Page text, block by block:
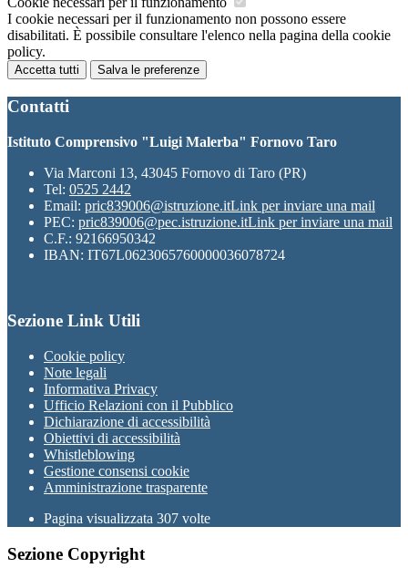
I cookie necessari per il funzionamento non possono essere
disabilitati. È possibile consultare l'elenco nella pagina della cookie
policy.
Accetta tutti Salva le preferenze
Contatti
Istituto Comprensivo "Luigi Malerba" Fornovo Taro
Via Marconi 13, 43045 Fornovo di Taro (PR)
Tel: 0525 2442
Email: pric839006@istruzione.itLink per inviare una mail
PEC: pric839006@pec.istruzione.itLink per inviare una mail
C.F.: 92166950342
IBAN: IT67L0623065760000036078724
Sezione Link Utili
Cookie policy
Note legali
Informativa Privacy
Ufficio Relazioni con il Pubblico
Dichiarazione di accessibilità
Obiettivi di accessibilità
Whistleblowing
Gestione consensi cookie
Amministrazione trasparente
Pagina visualizzata 307 volte
Sezione Copyright